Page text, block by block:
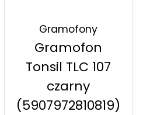
Gramofony
Gramofon
Tonsil TLC 107
czarny
(5907972810819)